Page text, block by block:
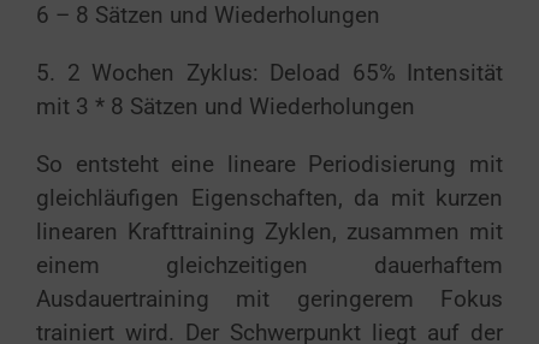
6 – 8 Sätzen und Wiederholungen
5. 2 Wochen Zyklus: Deload 65% Intensität
mit 3 * 8 Sätzen und Wiederholungen
So entsteht eine lineare Periodisierung mit
gleichläufigen Eigenschaften, da mit kurzen
linearen Krafttraining Zyklen, zusammen mit
einem gleichzeitigen dauerhaftem
Ausdauertraining mit geringerem Fokus
trainiert wird. Der Schwerpunkt liegt auf der